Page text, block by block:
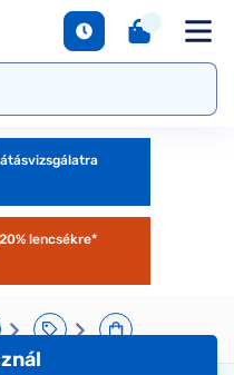
Ralph
Tommy
Emporio
Armani
További
Ray-Ban
Guess
Exchange
Ralph
lencsékre*